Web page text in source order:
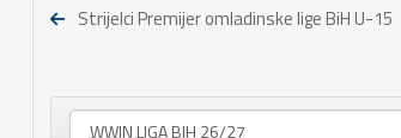
Strijelci Premijer omladinske lige BiH U-15